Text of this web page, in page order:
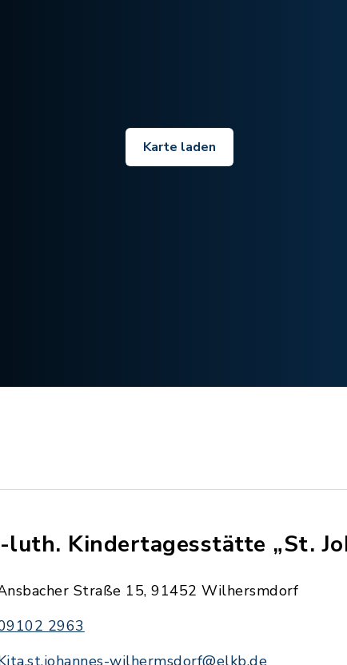
Karte laden
luth. Kindertagesstätte „St.
Straße 15, 91452 Wilhersmdorf
2963
wilhermsdorf@elkb.de